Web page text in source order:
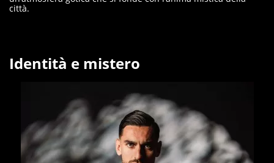
città.
Identità e mistero